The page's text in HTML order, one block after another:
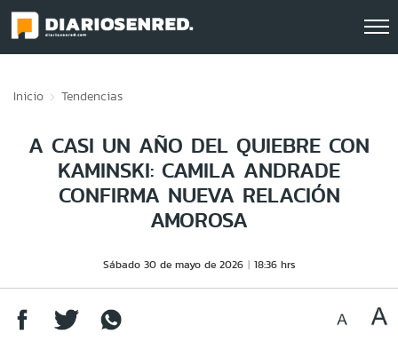
Inicio Tendencias
A CASI UN AÑO DEL QUIEBRE CON
KAMINSKI: CAMILA ANDRADE
CONFIRMA NUEVA RELACIÓN
AMOROSA
Sábado 30 de mayo de 2026 18:36 hrs